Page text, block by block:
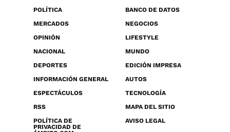
POLÍTICA
BANCO DE DATOS
MERCADOS
NEGOCIOS
OPINIÓN
LIFESTYLE
NACIONAL
MUNDO
DEPORTES
EDICIÓN IMPRESA
INFORMACIÓN GENERAL
AUTOS
ESPECTÁCULOS
TECNOLOGÍA
RSS
MAPA DEL SITIO
POLÍTICA DE
PRIVACIDAD DE
AVISO LEGAL